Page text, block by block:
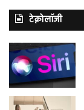
टेक्नोलॉजी